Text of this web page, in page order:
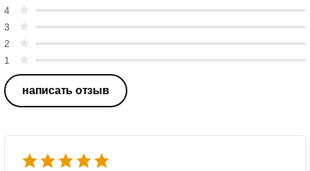
4
3
2
1
написать отзыв